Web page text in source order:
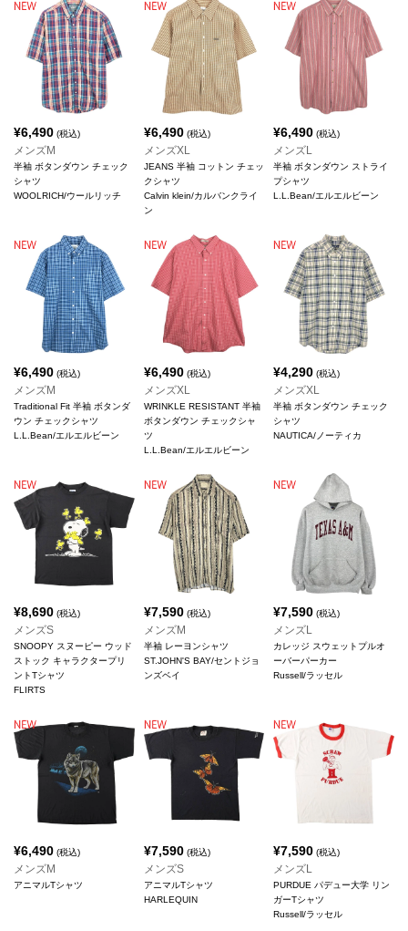
¥6,490 (税込)
メンズM
半袖 ボタンダウン チェック
シャツ
WOOLRICH/ウールリッチ
¥6,490(税込)
メンズXL
JEANS 半袖 コットン チェッ
クシャツ
Calvin klein/カルバンクライ
ン
¥6,490 (税込)
メンズL
半袖 ボタンダウン ストライ
プシャツ
L.L.Bean/エルエルビーン
¥6,490 (税込)
メンズM
Traditional Fit 半袖 ボタンダ
ウン チェックシャツ
L.L.Bean/エルエルビーン
¥6,490(税込)
メンズXL
WRINKLE RESISTANT 半袖
ボタンダウン チェックシャ
ツ
L.L.Bean/エルエルビーン
¥4,290 (税込)
メンズXL
半袖 ボタンダウン チェック
シャツ
NAUTICA/ノーティカ
¥8,690 (税込)
メンズS
SNOOPY スヌーピー ウッド
ストック キャラクタープリ
ントTシャツ
FLIRTS
¥7,590(税込)
メンズM
半袖 レーヨンシャツ
ST.JOHN'S BAY/セントジョ
ンズベイ
¥7,590 (税込)
メンズL
カレッジ スウェットプルオ
ーバーパーカー
Russell/ラッセル
¥6,490 (税込)
メンズM
アニマルTシャツ
¥7,590(税込)
メンズS
アニマルTシャツ
HARLEQUIN
¥7,590 (税込)
メンズL
PURDUE パデュー大学 リン
ガーTシャツ
Russell/ラッセル